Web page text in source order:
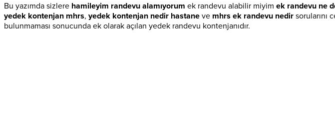
Bu yazımda sizlere hamileyim randevu alamıyorum ek randevu alabilir miyim ek randevu ne
yedek kontenjan mhrs, yedek kontenjan nedir hastane ve mhrs ek randevu nedir sorularını
bulunmaması sonucunda ek olarak açılan yedek randevu kontenjanıdır.